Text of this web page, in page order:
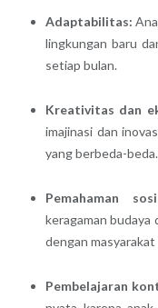
Adaptabilitas:
lingkungan baru
setiap bulan.
Kreativitas dan
imajinasi dan
yang berbeda-beda.
Pemahaman
keragaman budaya
dengan masyarakat
Pembelajaran